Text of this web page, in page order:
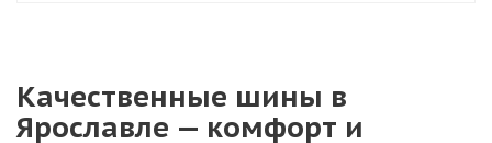
Качественные шины в
Ярославле — комфорт и